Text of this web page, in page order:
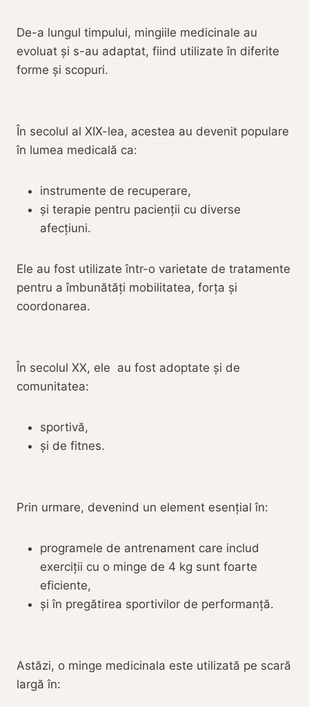
De-a lungul timpului, mingiile medicinale au
evoluat și s-au adaptat, fiind utilizate în diferite
forme și scopuri.
În secolul al XIX-lea, acestea au devenit populare
în lumea medicală ca:
instrumente de recuperare,
și terapie pentru pacienții cu diverse
afecțiuni.
Ele au fost utilizate într-o varietate de tratamente
pentru a îmbunătăți mobilitatea, forța și
coordonarea.
În secolul XX, ele au fost adoptate și de
comunitatea:
sportivă,
și de fitnes.
Prin urmare, devenind un element esențial în:
programele de antrenament care includ
exerciții cu o minge de 4 kg sunt foarte
eficiente,
și în pregătirea sportivilor de performanță.
Astăzi, o minge medicinala este utilizată pe scară
largă în: